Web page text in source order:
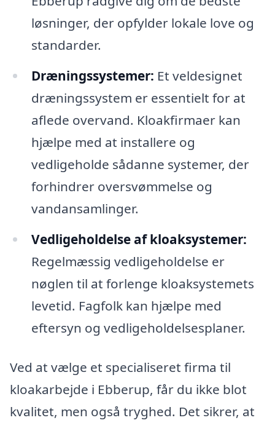
løsninger, der opfylder lokale love og
standarder.
Dræningssystemer: Et veldesignet
dræningssystem er essentielt for at
aflede overvand. Kloakfirmaer kan
hjælpe med at installere og
vedligeholde sådanne systemer, der
forhindrer oversvømmelse og
vandansamlinger.
Vedligeholdelse af kloaksystemer:
Regelmæssig vedligeholdelse er
nøglen til at forlenge kloaksystemets
levetid. Fagfolk kan hjælpe med
eftersyn og vedligeholdelsesplaner.
Ved at vælge et specialiseret firma til
kloakarbejde i Ebberup, får du ikke blot
kvalitet, men også tryghed. Det sikrer, at